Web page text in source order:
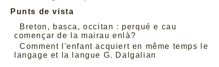
Punts de vista
Breton, basca, occitan : perqué e cau
començar de la mairau enlà?
Comment l'enfant acquiert en même temps le
langage et la langue G. Dalgalian